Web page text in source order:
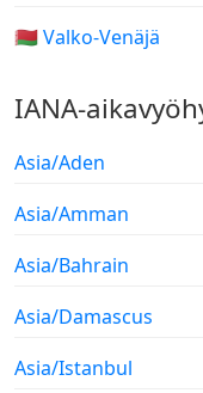
🇧🇾 Valko-Venäjä
IANA-
Asia/Aden
Asia/Amman
Asia/Bahrain
Asia/Damascus
Asia/Istanbul